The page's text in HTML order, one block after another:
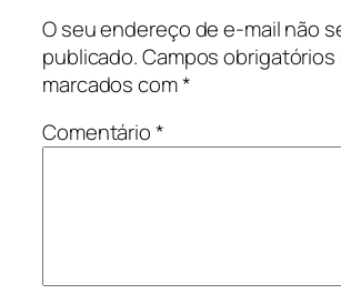
O seu endereço de e-mail não
publicado.Campos obrigatórios
marcados com*
Comentário*